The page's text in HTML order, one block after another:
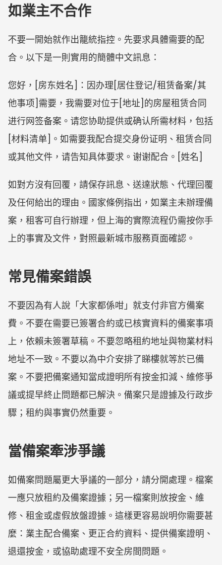
如業主不合作
不要一開始就作出籠統指控。先要求具體需要的配
合。以下是一則實用的簡體中文訊息：
您好，[房东姓名]：因办理[居住登记/租赁备案/其
他事项]需要，我需要对位于[地址]的房屋租赁合同
进行网签备案。请您协助提供或确认所需材料，包括
[材料清单]。如需要我配合提交身份证明、租赁合同
或其他文件，请告知具体要求。谢谢配合。[姓名]
如對方沒有回覆，請保存訊息、送達狀態、代理回覆
及任何給出的理由。國家條例指出，如業主未辦理備
案，租客可自行辦理，但上海的實際流程仍需按你手
上的事實及文件，對照最新城市服務頁面確認。
常見備案錯誤
不要因為有人說「大家都係咁」就支付非官方備案
費。不要在需要已簽署合約或已核實資料的備案事項
上，依賴未簽署草稿。不要忽略租約地址與物業材料
地址不一致。不要以為中介安排了睇樓就等於已備
案。不要把備案通知當成證明所有按金扣減、維修爭
議或提早終止問題都已解決。備案只是證據及行政步
驟；租約與事實仍然重要。
當備案牽涉爭議
如備案問題屬更大爭議的一部分，請分開處理。檔案
一應只放租約及備案證據；另一檔案則放按金、維
修、租金或虛假放盤證據。這樣更容易說明你需要甚
麼：業主配合備案、更正合約資料、提供備案證明、
退還按金，或協助處理不安全房間問題。